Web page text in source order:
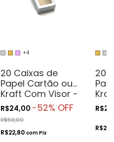
+4
20 Caixas de
Papel Cartão ou
Kraft Com Visor -
27x11x5 - Para
Presentes.
Cosméticos ou
Artesanatos
R$24,00 -52% OFF
R$50,00
R$22,80 comPix
20